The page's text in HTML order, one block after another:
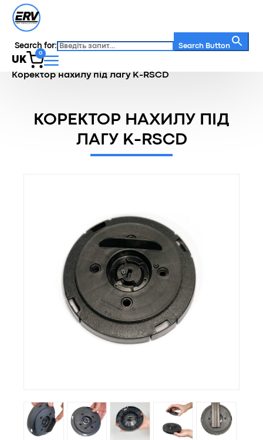
Search for: Search Button
UK
0
Головна / Каталог
Коректор нахилу під лагу K-RSCD
КОРЕКТОР НАХИЛУ ПІД
ЛАГУ K-RSCD